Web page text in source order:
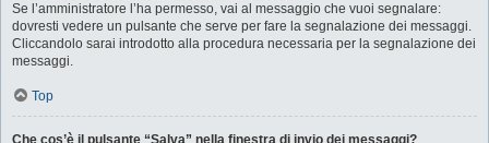
Se l’amministratore l’ha permesso, vai al messaggio che vuoi segnalare:
dovresti vedere un pulsante che serve per fare la segnalazione dei messaggi.
Cliccandolo sarai introdotto alla procedura necessaria per la segnalazione dei
messaggi.
Top
Che cos’è il pulsante “Salva” nella finestra di invio dei messaggi?